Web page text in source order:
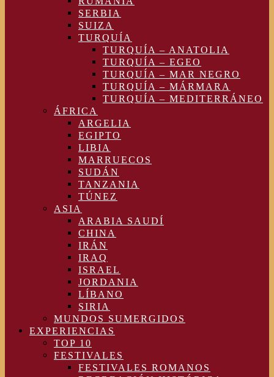
SERBIA
SUIZA
TURQUÍA
TURQUÍA – ANATOLIA
TURQUÍA – EGEO
TURQUÍA – MAR NEGRO
TURQUÍA – MÁRMARA
TURQUÍA – MEDITERRÁNEO
ÁFRICA
ARGELIA
EGIPTO
LIBIA
MARRUECOS
SUDÁN
TANZANIA
TÚNEZ
ASIA
ARABIA SAUDÍ
CHINA
IRÁN
IRAQ
ISRAEL
JORDANIA
LÍBANO
SIRIA
MUNDOS SUMERGIDOS
EXPERIENCIAS
TOP 10
FESTIVALES
FESTIVALES ROMANOS